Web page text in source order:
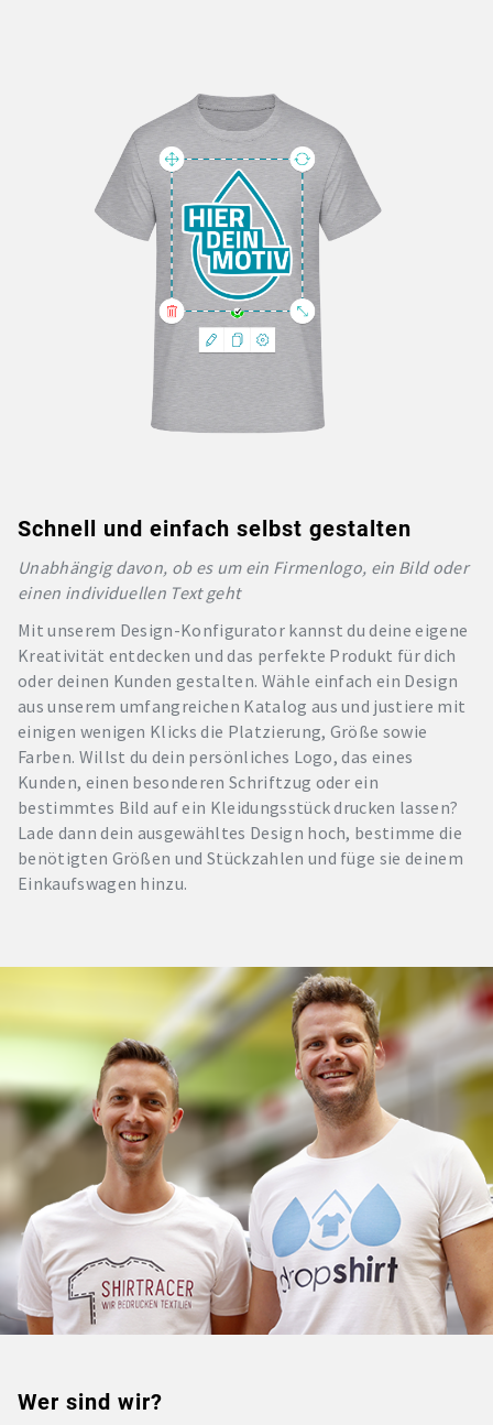
Schnell und einfach selbst gestalten
Unabhängig davon, ob es um ein Firmenlogo, ein Bild oder
einen individuellen Text geht
Mit unserem Design-Konfigurator kannst du deine eigene
Kreativität entdecken und das perfekte Produkt für dich
oder deinen Kunden gestalten. Wähle einfach ein Design
aus unserem umfangreichen Katalog aus und justiere mit
einigen wenigen Klicks die Platzierung, Größe sowie
Farben. Willst du dein persönliches Logo, das eines
Kunden, einen besonderen Schriftzug oder ein
bestimmtes Bild auf ein Kleidungsstück drucken lassen?
Lade dann dein ausgewähltes Design hoch, bestimme die
benötigten Größen und Stückzahlen und füge sie deinem
Einkaufswagen hinzu.
Wer sind wir?